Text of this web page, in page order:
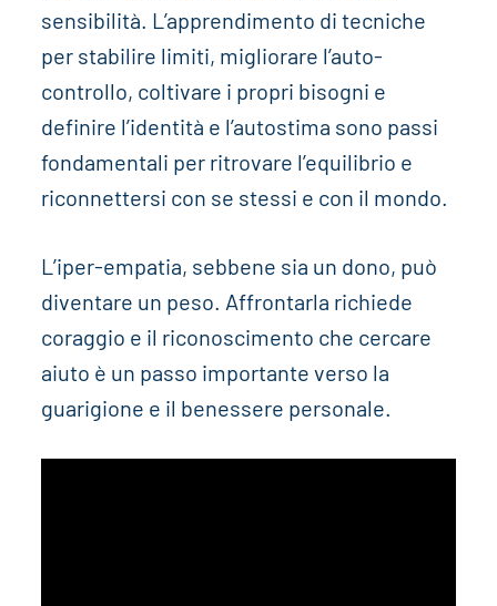
sensibilità. L’apprendimento di tecniche
per stabilire limiti, migliorare l’auto-
controllo, coltivare i propri bisogni e
definire l’identità e l’autostima sono passi
fondamentali per ritrovare l’equilibrio e
riconnettersi con se stessi e con il mondo.
L’iper-empatia, sebbene sia un dono, può
diventare un peso. Affrontarla richiede
coraggio e il riconoscimento che cercare
aiuto è un passo importante verso la
guarigione e il benessere personale.